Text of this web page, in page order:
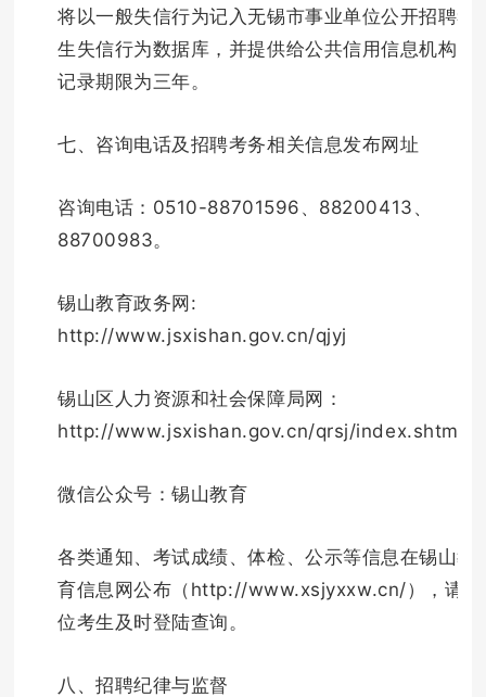
将以一般失信行为记入无锡市事业单位公开招聘考
生失信行为数据库，并提供给公共信用信息机构，
记录期限为三年。
七、咨询电话及招聘考务相关信息发布网址
咨询电话：0510-88701596、88200413、
88700983。
锡山教育政务网:
http://www.jsxishan.gov.cn/qjyj
锡山区人力资源和社会保障局网：
http://www.jsxishan.gov.cn/qrsj/index.shtml
微信公众号：锡山教育
各类通知、考试成绩、体检、公示等信息在锡山教
育信息网公布（http://www.xsjyxxw.cn/），请各
位考生及时登陆查询。
八、招聘纪律与监督